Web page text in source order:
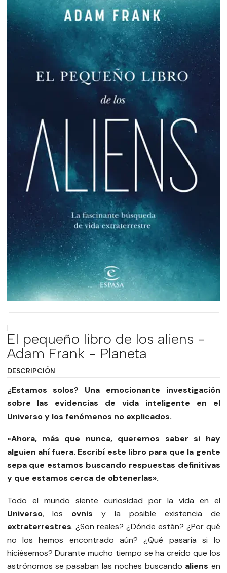
|
El pequeño libro de los aliens -
Adam Frank - Planeta
DESCRIPCIÓN
¿Estamos solos? Una emocionante investigación
sobre las evidencias de vida inteligente en el
Universo y los fenómenos no explicados.
«Ahora, más que nunca, queremos saber si hay
alguien ahí fuera. Escribí este libro para que la gente
sepa que estamos buscando respuestas definitivas
y que estamos cerca de obtenerlas».
Todo el mundo siente curiosidad por la vida en el
Universo, los ovnis y la posible existencia de
extraterrestres. ¿Son reales? ¿Dónde están? ¿Por qué
no los hemos encontrado aún? ¿Qué pasaría si lo
hiciésemos? Durante mucho tiempo se ha creído que los
astrónomos se pasaban las noches buscando aliens en